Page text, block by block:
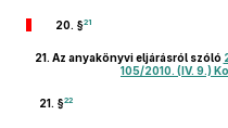
20. §21
21. Az anyakönyvi eljárásról szóló
105/2010. (IV. 9.)
21. §22